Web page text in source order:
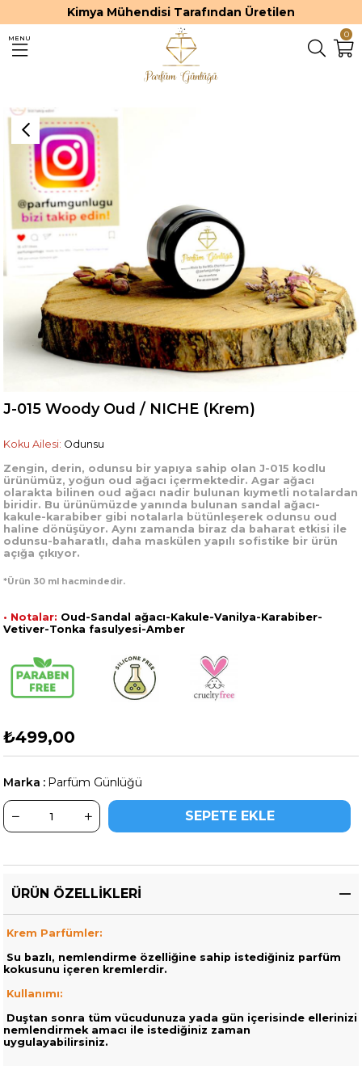
Kimya Mühendisi Tarafından Üretilen
0
MENU
J-015 Woody Oud / NICHE (Krem)
Koku Ailesi: Odunsu
Zengin, derin, odunsu bir yapıya sahip olan J-015 kodlu
ürünümüz, yoğun oud ağacı içermektedir. Agar ağacı
olarakta bilinen oud ağacı nadir bulunan kıymetli notalardan
biridir. Bu ürünümüzde yanında bulunan sandal ağacı-
kakule-karabiber gibi notalarla bütünleşerek odunsu oud
haline dönüşüyor. Aynı zamanda biraz da baharat etkisi ile
odunsu-baharatlı, daha maskülen yapılı sofistike bir ürün
açığa çıkıyor.
*Ürün 30 ml hacmindedir.
• Notalar: Oud-Sandal ağacı-Kakule-Vanilya-Karabiber-
Vetiver-Tonka fasulyesi-Amber
₺499,00
Marka : Parfüm Günlüğü
ÜRÜN ÖZELLIKLERI
Krem Parfümler:
Su bazlı, nemlendirme özelliğine sahip istediğiniz parfüm
kokusunu içeren kremlerdir.
Kullanımı:
Duştan sonra tüm vücudunuza yada gün içerisinde ellerinizi
nemlendirmek amacı ile istediğiniz zaman
uygulayabilirsiniz.